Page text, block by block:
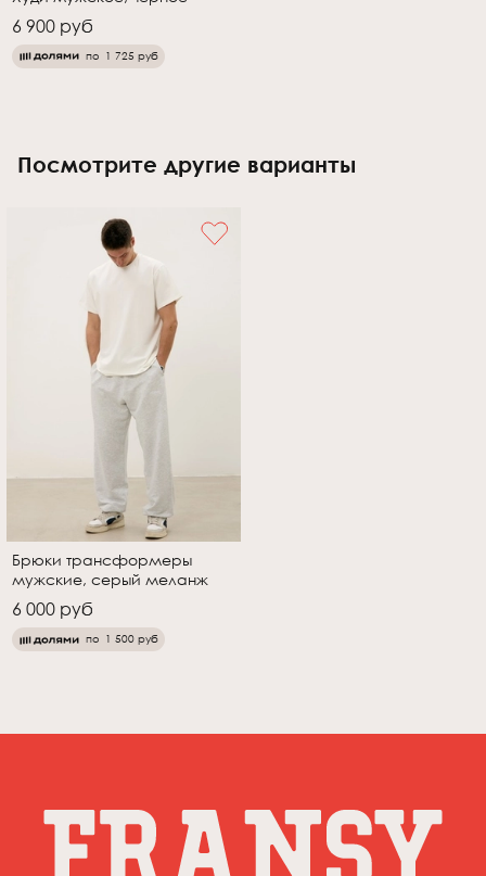
6 900 руб
по 1 725 руб
Посмотрите другие варианты
Брюки трансформеры
мужские, серый меланж
6 000 руб
по 1 500 руб